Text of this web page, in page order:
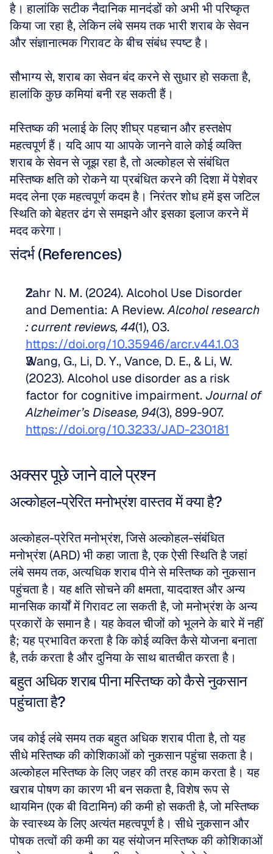
है। हालांकि सटीक नैदानिक मानदंडों को अभी भी परिष्कृत
किया जा रहा है, लेकिन लंबे समय तक भारी शराब के सेवन
और संज्ञानात्मक गिरावट के बीच संबंध स्पष्ट है।
सौभाग्य से, शराब का सेवन बंद करने से सुधार हो सकता है,
हालांकि कुछ कमियां बनी रह सकती हैं।
मस्तिष्क की भलाई के लिए शीघ्र पहचान और हस्तक्षेप
महत्वपूर्ण हैं। यदि आप या आपके जानने वाले कोई व्यक्ति
शराब के सेवन से जूझ रहा है, तो अल्कोहल से संबंधित
मस्तिष्क क्षति को रोकने या प्रबंधित करने की दिशा में पेशेवर
मदद लेना एक महत्वपूर्ण कदम है। निरंतर शोध हमें इस जटिल
स्थिति को बेहतर ढंग से समझने और इसका इलाज करने में
मदद करेगा।
संदर्भ (References)
Zahr N. M. (2024). Alcohol Use Disorder
and Dementia: A Review. Alcohol research
: current reviews, 44
https://doi.org/10.35946/arcr.v44.1.03
Wang, G., Li, D. Y., Vance, D. E., & Li, W.
(2023). Alcohol use disorder as a risk
factor for cognitive impairment. Journal of
Alzheimer’s Disease, 94
https://doi.org/10.3233/JAD-230181
अक्सर पूछे जाने वाले प्रश्न
अल्कोहल-प्रेरित मनोभ्रंश वास्तव में क्या है?
अल्कोहल-प्रेरित मनोभ्रंश, जिसे अल्कोहल-संबंधित
मनोभ्रंश (ARD) भी कहा जाता है, एक ऐसी स्थिति है जहां
लंबे समय तक, अत्यधिक शराब पीने से मस्तिष्क को नुकसान
पहुंचता है। यह क्षति सोचने की क्षमता, याददाश्त और अन्य
मानसिक कार्यों में गिरावट ला सकती है, जो मनोभ्रंश के अन्य
प्रकारों के समान है। यह केवल चीजों को भूलने के बारे में नहीं
है; यह प्रभावित करता है कि कोई व्यक्ति कैसे योजना बनाता
है, तर्क करता है और दुनिया के साथ बातचीत करता है।
बहुत अधिक शराब पीना मस्तिष्क को कैसे नुकसान
पहुंचाता है?
जब कोई लंबे समय तक बहुत अधिक शराब पीता है, तो यह
सीधे मस्तिष्क की कोशिकाओं को नुकसान पहुंचा सकता है।
अल्कोहल मस्तिष्क के लिए जहर की तरह काम करता है। यह
खराब पोषण का कारण भी बन सकता है, विशेष रूप से
थायमिन (एक बी विटामिन) की कमी हो सकती है, जो मस्तिष्क
के स्वास्थ्य के लिए अत्यंत महत्वपूर्ण है। सीधे नुकसान और
पोषक तत्वों की कमी का यह संयोजन मस्तिष्क की कोशिकाओं